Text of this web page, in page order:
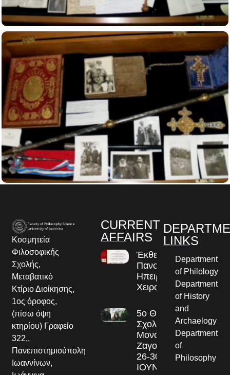
Κοσμητεία
Φιλοσοφικής
Σχολής,
Μεταβατικό
Κτίριο Διοίκησης,
1ος όροφος,
(πίσω όψη
κτηρίου) Γραφείο
322,,
Πανεπιστημιούπολη
Ιωαννίνων,
CURRENT
AFFAIRS
Έκθεση
Πανομοιοτύπων
Ηπειρωτικών
Χειρογράφων
5ο Θερινό
Σχολείο στο
Μονοδένδρι
Ζαγορίου
26-30
ΙΟΥΝΙΟΥ
LINKS
Department
of Philology
Department
of History
and
Archaelogy
Department
of
Philosophy